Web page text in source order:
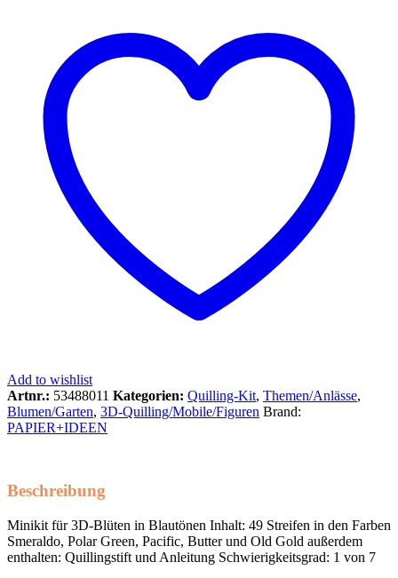
Add to wishlist
Artnr.: 53488011 Kategorien: Quilling-Kit, Themen/Anlässe,
Blumen/Garten, 3D-Quilling/Mobile/Figuren Brand:
PAPIER+IDEEN
Beschreibung
Minikit für 3D-Blüten in Blautönen Inhalt: 49 Streifen in den Farben
Smeraldo, Polar Green, Pacific, Butter und Old Gold außerdem
enthalten: Quillingstift und Anleitung Schwierigkeitsgrad: 1 von 7